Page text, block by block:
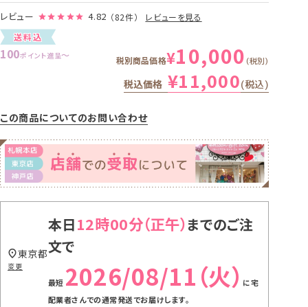
レビュー 4.82 （82件）
レビューを見る
送料込
100ポイント進呈〜 税別商品価格¥10,000 税別
税込価格 ¥11,000 税込
この商品についてのお問い合わせ
本日12時00分
までのご注
文で
2026/08/11（火） に宅
配業者さんでの通常発送でお届けします。
東京都
変更